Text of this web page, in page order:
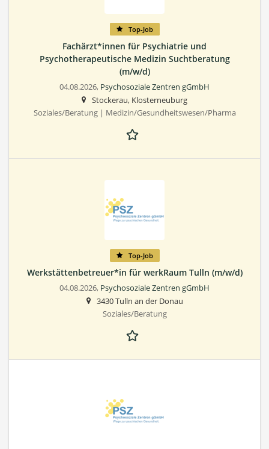
Top-Job
Fachärzt*innen für Psychiatrie und
Psychotherapeutische Medizin Suchtberatung
(m/w/d)
04.08.2026, Psychosoziale Zentren gGmbH
Stockerau, Klosterneuburg
Soziales/Beratung | Medizin/Gesundheitswesen/Pharma
Top-Job
Werkstättenbetreuer*in für werkRaum Tulln (m/w/d)
04.08.2026, Psychosoziale Zentren gGmbH
3430 Tulln an der Donau
Soziales/Beratung